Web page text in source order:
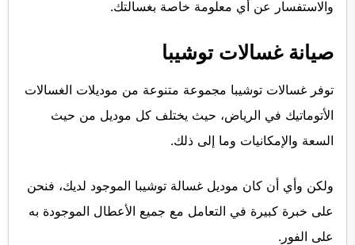
والاستفسار عن أي معلومة خاصة بغسالتك.
صيانة غسالات توشيبا
توفر غسالات توشيبا مجموعة متنوعة من موديلات الغسالات
الأتوماتيك في الرياض، حيث يختلف كل موديل من حيث
السعة والإمكانيات وما إلى ذلك.
ولكن وأي أن كان موديل غسالة توشيبا الموجود لديك، فنحن
على خبرة كبيرة في التعامل مع جميع الأعطال الموجودة به
على الفور.